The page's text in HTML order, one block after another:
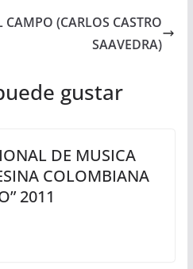
(CARLOS CASTRO
SAAVEDRA)
gustar
DE MUSICA
COLOMBIANA
2011